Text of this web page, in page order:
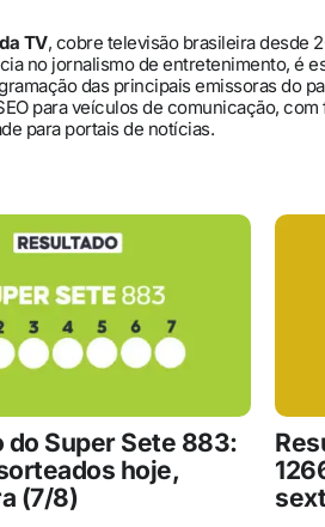
TV, cobre televisão brasileira desde
no jornalismo de entretenimento, é
das principais emissoras do
para veículos de comunicação, com
para portais de notícias.
do Super Sete 883:
hoje,
(7/8)